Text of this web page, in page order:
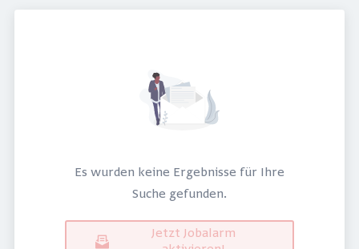
Es wurden keine Ergebnisse für Ihre
Suche gefunden.
Jetzt Jobalarm